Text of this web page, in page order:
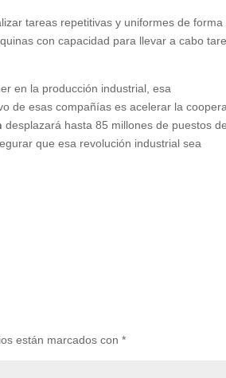
tareas repetitivas y uniformes de forma
con capacidad para llevar a cabo
en la producción industrial, esa
de esas compañías es acelerar la
desplazará hasta 85 millones de puestos
que esa revolución industrial sea
están marcados con*